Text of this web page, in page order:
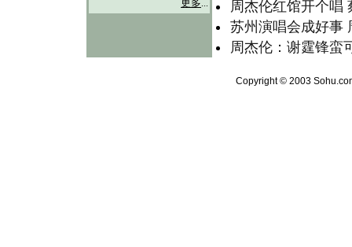
更多...
周杰伦红馆开个唱
苏州演唱会成好事
周杰伦：谢霆锋蛮
Copyright © 2003